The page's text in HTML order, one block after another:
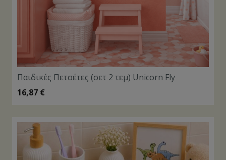
Παιδικές Πετσέτες (σετ 2 τεμ) Unicorn Fly
16,87 €